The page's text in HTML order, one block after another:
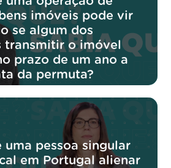
imóveis pode vir
se algum dos
transmitir o imóvel
prazo de um ano a
da permuta?
uma pessoa singular
em Portugal alienar